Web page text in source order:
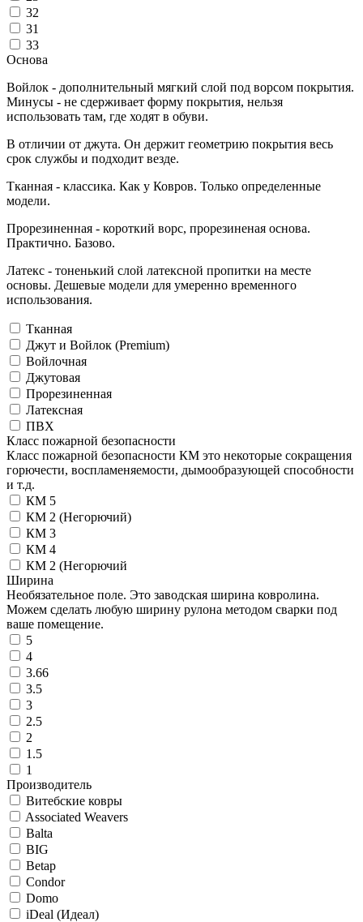
32
31
33
Основа
Войлок - дополнительный мягкий слой под ворсом покрытия.
Минусы - не сдерживает форму покрытия, нельзя
использовать там, где ходят в обуви.
В отличии от джута. Он держит геометрию покрытия весь
срок службы и подходит везде.
Тканная - классика. Как у Ковров. Только определенные
модели.
Прорезиненная - короткий ворс, прорезиненая основа.
Практично. Базово.
Латекс - тоненький слой латексной пропитки на месте
основы. Дешевые модели для умеренно временного
использования.
Тканная
Джут и Войлок (Premium)
Войлочная
Джутовая
Прорезиненная
Латексная
ПВХ
Класс пожарной безопасности
Класс пожарной безопасности КМ это некоторые сокращения
горючести, воспламеняемости, дымообразующей способности
и т.д.
КМ 5
КМ 2 (Негорючий)
КМ 3
КМ 4
КМ 2 (Негорючий
Ширина
Необязательное поле. Это заводская ширина ковролина.
Можем сделать любую ширину рулона методом сварки под
ваше помещение.
5
4
3.66
3.5
3
2.5
2
1.5
1
Производитель
Витебские ковры
Associated Weavers
Balta
BIG
Betap
Condor
Domo
iDeal (Идеал)